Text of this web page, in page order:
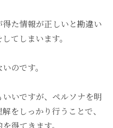
た情報が正しいと勘違い
てしまいます。
のです。
いですが、ペルソナを明
をしっかり行うことで、
得てきます。